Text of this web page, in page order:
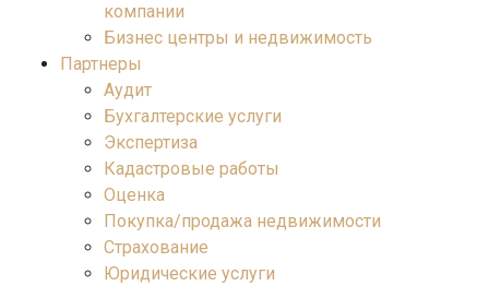
компании
Бизнес центры и недвижимость
Партнеры
Аудит
Бухгалтерские услуги
Экспертиза
Кадастровые работы
Оценка
Покупка/продажа недвижимости
Страхование
Юридические услуги